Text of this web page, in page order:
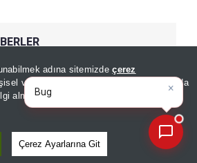
adına sitemizdeçerez
verileriniz, KVKK ve GDPR kapsamında
almak için
Çerez Ayarlarına Git
fezleke
Parti Genel
×
Bugünün öne çıkan manşetleri
ve geliş